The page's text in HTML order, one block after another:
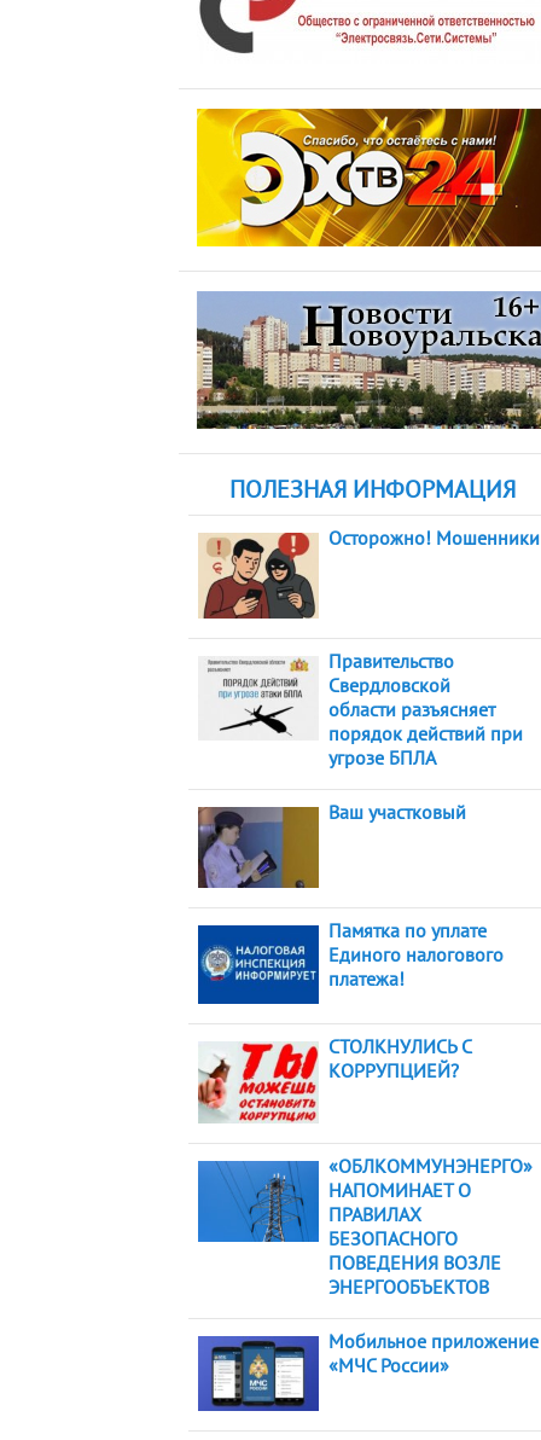
ПОЛЕЗНАЯ ИНФОРМАЦИЯ
Осторожно!
Правительство
Свердловской
области разъясняет
порядок действий при
угрозе БПЛА
Ваш участковый
Памятка по уплате
Единого налогового
платежа!
СТОЛКНУЛИСЬ С
КОРРУПЦИЕЙ?
«ОБЛКОММУНЭНЕРГО»
НАПОМИНАЕТ О
ПРАВИЛАХ
БЕЗОПАСНОГО
ПОВЕДЕНИЯ ВОЗЛЕ
ЭНЕРГООБЪЕКТОВ
Мобильное приложение
«МЧС России»